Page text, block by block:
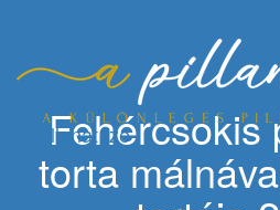
A pillanat íze
Fehércsokis
torta